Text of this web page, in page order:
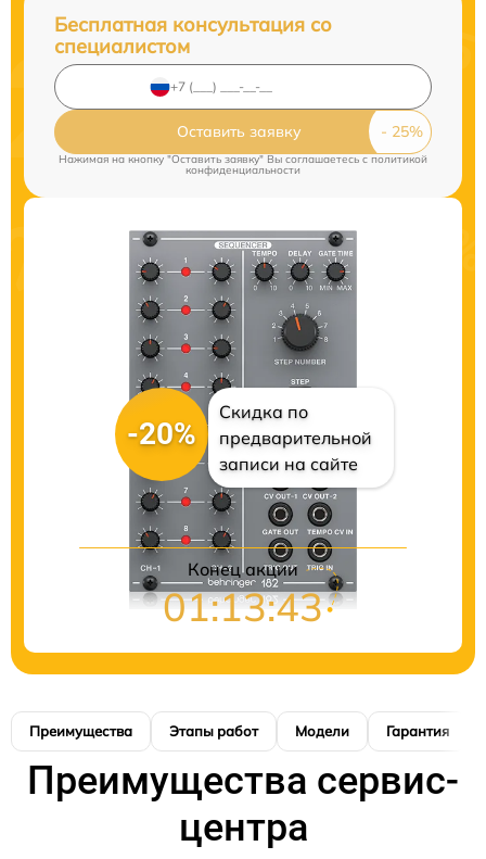
Бесплатная консультация со
специалистом
Оставить заявку
Нажимая на кнопку "Оставить заявку" Вы соглашаетесь cполитикой
конфиденциальности
-20%
Скидка по
предварительной
записи на сайте
Конец акции
01:13:42
Преимущества Этапы работ Модели Гарантия
Преимущества сервис-
центра